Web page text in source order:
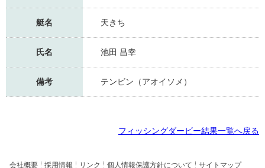
艇名 天きち
氏名 池田 昌幸
備考 テンビン（アオイソメ）
フィッシングダービー結果一覧へ戻る
会社概要 採用情報 リンク 個人情報保護方針について サイトマップ